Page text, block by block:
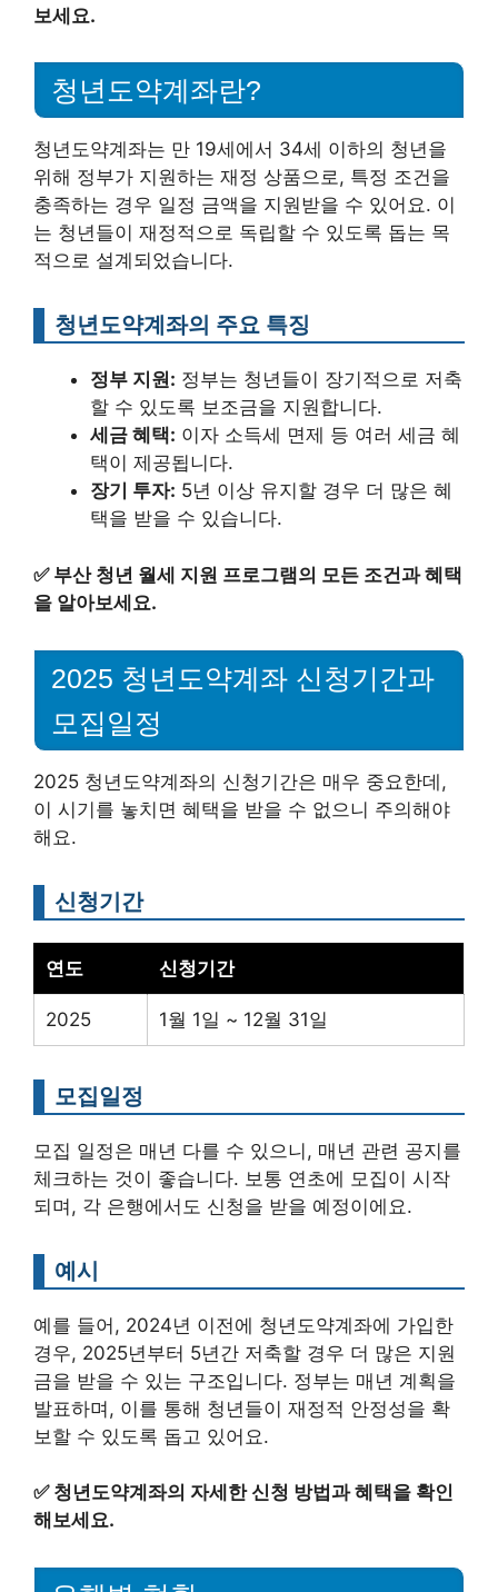
보세요.
청년도약계좌란?
청년도약계좌는 만 19세에서 34세 이하의 청년을
위해 정부가 지원하는 재정 상품으로, 특정 조건을
충족하는 경우 일정 금액을 지원받을 수 있어요. 이
는 청년들이 재정적으로 독립할 수 있도록 돕는 목
적으로 설계되었습니다.
청년도약계좌의 주요 특징
정부 지원: 정부는 청년들이 장기적으로 저축
할 수 있도록 보조금을 지원합니다.
세금 혜택: 이자 소득세 면제 등 여러 세금 혜
택이 제공됩니다.
장기 투자: 5년 이상 유지할 경우 더 많은 혜
택을 받을 수 있습니다.
✅ 부산 청년 월세 지원 프로그램의 모든 조건과 혜택
을 알아보세요.
2025 청년도약계좌 신청기간과
모집일정
2025 청년도약계좌의 신청기간은 매우 중요한데,
이 시기를 놓치면 혜택을 받을 수 없으니 주의해야
해요.
신청기간
연도 신청기간
2025 1월 1일 ~ 12월 31일
모집일정
모집 일정은 매년 다를 수 있으니, 매년 관련 공지를
체크하는 것이 좋습니다. 보통 연초에 모집이 시작
되며, 각 은행에서도 신청을 받을 예정이에요.
예시
예를 들어, 2024년 이전에 청년도약계좌에 가입한
경우, 2025년부터 5년간 저축할 경우 더 많은 지원
금을 받을 수 있는 구조입니다. 정부는 매년 계획을
발표하며, 이를 통해 청년들이 재정적 안정성을 확
보할 수 있도록 돕고 있어요.
✅ 청년도약계좌의 자세한 신청 방법과 혜택을 확인
해보세요.